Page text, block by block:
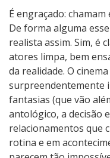
É engraçado:
De forma alguma
realista assim. Sim, é
atores limpa, bem
da realidade. O
surpreendentemente
fantasias (que vão
antológico, a decisão
relacionamentos que
rotina e em